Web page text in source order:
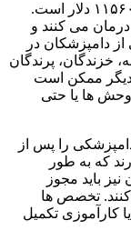
متوسط ​​حقوق سالانه یک دامپزشک در کانادا ۱۱۵۶۰۰ دلار است.
می کنند و
دامپزشکان در
خزندگان، پرندگان
دیگر ممکن است
وحش ها یا حتی
را پس از
که به طور
باید مجوز
کنند. تخصص ها
کارآموزی تکمیل